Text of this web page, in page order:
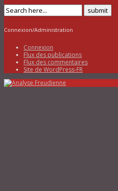
Connexion/Administration
Connexion
Flux des publications
Flux des commentaires
Site de WordPress-FR